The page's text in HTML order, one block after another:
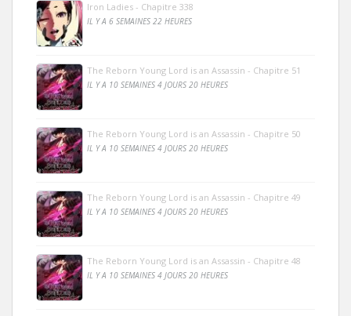
Iron Ladies - Chapitre 338
IL Y A 6 SEMAINES 22 HEURES
The Reborn Young Lord is an Assassin - Chapitre 51
IL Y A 10 SEMAINES 4 JOURS 20 HEURES
The Reborn Young Lord is an Assassin - Chapitre 50
IL Y A 10 SEMAINES 4 JOURS 20 HEURES
The Reborn Young Lord is an Assassin - Chapitre 49
IL Y A 10 SEMAINES 4 JOURS 20 HEURES
The Reborn Young Lord is an Assassin - Chapitre 48
IL Y A 10 SEMAINES 4 JOURS 20 HEURES